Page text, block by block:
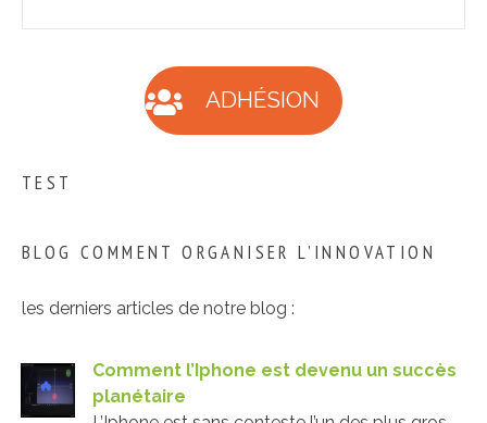
ADHÉSION
TEST
BLOG COMMENT ORGANISER L’INNOVATION
les derniers articles de notre blog :
Comment l’Iphone est devenu un succès
planétaire